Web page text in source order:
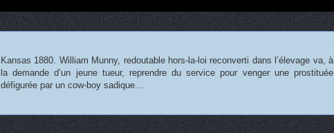
Kansas 1880. William Munny, redoutable hors-la-loi reconverti dans l’élevage va, à
la demande d’un jeune tueur, reprendre du service pour venger une prostituée
défigurée par un cow-boy sadique…